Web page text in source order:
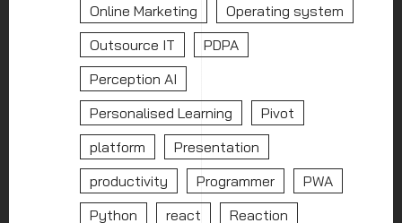
Online Marketing
Operating system
Outsource IT
PDPA
Perception AI
Personalised Learning
Pivot
platform
Presentation
productivity
Programmer
PWA
Python
react
Reaction